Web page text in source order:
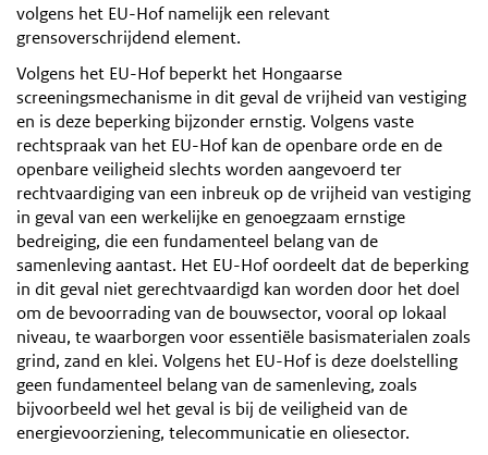
volgens het EU-Hof namelijk een relevant
grensoverschrijdend element.
Volgens het EU-Hof beperkt het Hongaarse
screeningsmechanisme in dit geval de vrijheid van vestiging
en is deze beperking bijzonder ernstig. Volgens vaste
rechtspraak van het EU-Hof kan de openbare orde en de
openbare veiligheid slechts worden aangevoerd ter
rechtvaardiging van een inbreuk op de vrijheid van vestiging
in geval van een werkelijke en genoegzaam ernstige
bedreiging, die een fundamenteel belang van de
samenleving aantast. Het EU-Hof oordeelt dat de beperking
in dit geval niet gerechtvaardigd kan worden door het doel
om de bevoorrading van de bouwsector, vooral op lokaal
niveau, te waarborgen voor essentiële basismaterialen zoals
grind, zand en klei. Volgens het EU-Hof is deze doelstelling
geen fundamenteel belang van de samenleving, zoals
bijvoorbeeld wel het geval is bij de veiligheid van de
energievoorziening, telecommunicatie en oliesector.